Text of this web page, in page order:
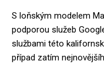
S loňským modelem
podporou služeb
službami této
případ zatím